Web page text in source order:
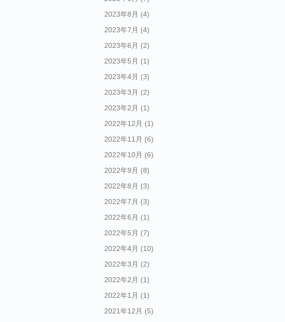
2023年8月 (4)
2023年7月 (4)
2023年6月 (2)
2023年5月 (1)
2023年4月 (3)
2023年3月 (2)
2023年2月 (1)
2022年12月 (1)
2022年11月 (6)
2022年10月 (6)
2022年9月 (8)
2022年8月 (3)
2022年7月 (3)
2022年6月 (1)
2022年5月 (7)
2022年4月 (10)
2022年3月 (2)
2022年2月 (1)
2022年1月 (1)
2021年12月 (5)